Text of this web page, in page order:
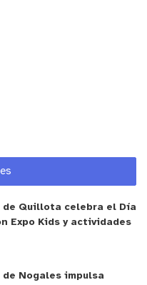
intentaron
hacia el patio de un
propiedad residía
quien, al percatarse
formalmente el
Pública redujeron
con las iniciales
rastreo posterior del
que el imputado se
blanca de grandes
de su captura,
de Quillota celebra el Día
Expo Kids y actividades
Nogales impulsa